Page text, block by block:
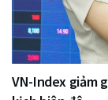
VN-Index giảm